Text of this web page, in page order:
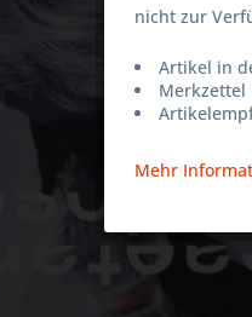
nicht zur
Artikel in
Merkzettel
Mehr